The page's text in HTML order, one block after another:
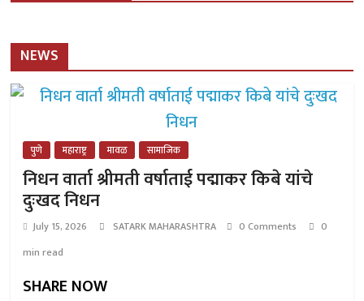
NEWS
पुणे महाराष्ट्र मावळ सामाजिक
निधन वार्ता श्रीमती वर्षाताई पद्माकर किबे यांचे
दुःखद निधन
July 15, 2026 SATARK MAHARASHTRA 0 Comments
0
min read
SHARE NOW